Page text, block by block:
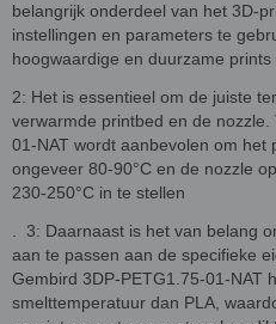
belangrijk onderdeel van het 3D-
instellingen en parameters te
hoogwaardige en duurzame prints
2: Het is essentieel om de juiste
verwarmde printbed en de
01-NAT wordt aanbevolen om
ongeveer 80-90°C en de nozzle
230-250°C in te stellen
. 3: Daarnaast is het van belang
aan te passen aan de specifieke
Gembird 3DP-PETG1.75-01-NAT
smelttemperatuur dan PLA,